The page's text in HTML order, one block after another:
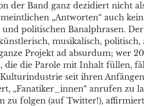
der Band ganz dezidiert nicht
„Antworten“ auch
politischen Banalphrasen.
musikalisch, politisch,
Projekt ad absurdum; wer
die die Parole mit Inhalt füllen,
seit ihren
„Fanatiker_innen“ anrufen zu
zu folgen (auf Twitter!), affirmiert